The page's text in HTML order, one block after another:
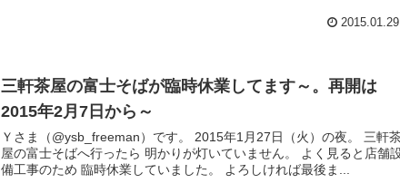
2015.01.29
三軒茶屋の富士そばが臨時休業してます～。再開は
2015年2月7日から～
Ｙさま（@ysb_freeman）です。 2015年1月27日（火）の夜。 三軒茶
屋の富士そばへ行ったら 明かりが灯いていません。 よく見ると店舗設
備工事のため 臨時休業していました。 よろしければ最後ま...